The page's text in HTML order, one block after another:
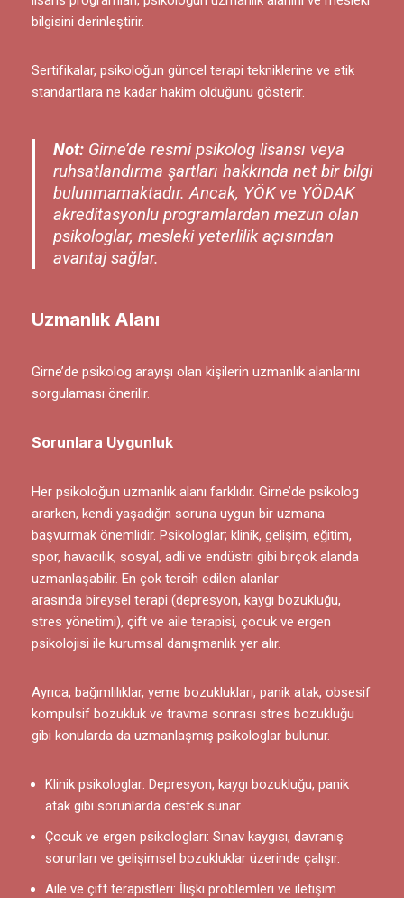
bilgisini derinleştirir.
Sertifikalar, psikoloğun güncel terapi tekniklerine ve etik
standartlara ne kadar hakim olduğunu gösterir.
Not: Girne’de resmi psikolog lisansı veya
ruhsatlandırma şartları hakkında net bir bilgi
bulunmamaktadır. Ancak, YÖK ve YÖDAK
akreditasyonlu programlardan mezun olan
psikologlar, mesleki yeterlilik açısından
avantaj sağlar.
Uzmanlık Alanı
Girne’de psikolog arayışı olan kişilerin uzmanlık alanlarını
sorgulaması önerilir.
Sorunlara Uygunluk
Her psikoloğun uzmanlık alanı farklıdır. Girne’de psikolog
ararken, kendi yaşadığın soruna uygun bir uzmana
başvurmak önemlidir. Psikologlar; klinik, gelişim, eğitim,
spor, havacılık, sosyal, adli ve endüstri gibi birçok alanda
uzmanlaşabilir. En çok tercih edilen alanlar
arasında bireysel terapi (depresyon, kaygı bozukluğu,
stres yönetimi), çift ve aile terapisi, çocuk ve ergen
psikolojisi ile kurumsal danışmanlık yer alır.
Ayrıca, bağımlılıklar, yeme bozuklukları, panik atak, obsesif
kompulsif bozukluk ve travma sonrası stres bozukluğu
gibi konularda da uzmanlaşmış psikologlar bulunur.
Klinik psikologlar: Depresyon, kaygı bozukluğu, panik
atak gibi sorunlarda destek sunar.
Çocuk ve ergen psikologları: Sınav kaygısı, davranış
sorunları ve gelişimsel bozukluklar üzerinde çalışır.
Aile ve çift terapistleri: İlişki problemleri ve iletişim